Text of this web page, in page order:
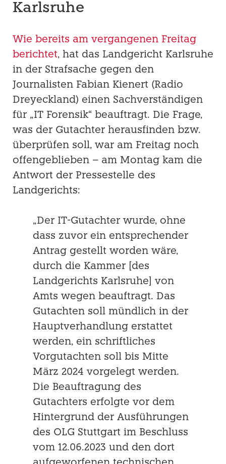
Karlsruhe
Wie bereits am vergangenen Freitag
berichtet, hat das Landgericht Karlsruhe
in der Strafsache gegen den
Journalisten Fabian Kienert (Radio
Dreyeckland) einen Sachver­ständigen
für „IT Forensik“ beauftragt. Die Frage,
was der Gutachter herausfinden bzw.
überprüfen soll, war am Freitag noch
offengeblieben – am Montag kam die
Antwort der Pressestelle des
Landgerichts:
„Der IT-Gutachter wurde, ohne
dass zuvor ein entsprechender
Antrag gestellt wor­den wäre,
durch die Kammer [des
Landgerichts Karlsruhe] von
Amts wegen beauftragt. Das
Gutachten soll münd­lich in der
Hauptverhandlung erstattet
werden, ein schriftliches
Vorgutachten soll bis Mitte
März 2024 vorgelegt werden.
Die Beauftragung des
Gutachters erfolgte vor dem
Hintergrund der Ausführungen
des OLG Stuttgart im Beschluss
vom 12.06.2023 und den dort